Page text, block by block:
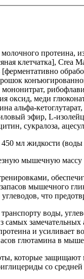
клетчатка], Crea
мононитрат,
оксид, меди
альфа-
эфир, L-
сукралоза,
мл жидкости
мышечную
мышечного
что
воды,
и
глютамина в
которые
со